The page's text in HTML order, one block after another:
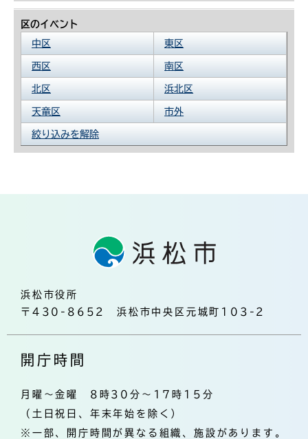
区のイベント
中区
東区
西区 南区
北区 浜北区
天竜区 市外
絞り込みを解除
浜松市役所
〒430-8652 浜松市中央区元城町103-2
開庁時間
月曜～金曜 8時30分～17時15分
（土日祝日、年末年始を除く）
※一部、開庁時間が異なる組織、施設があります。